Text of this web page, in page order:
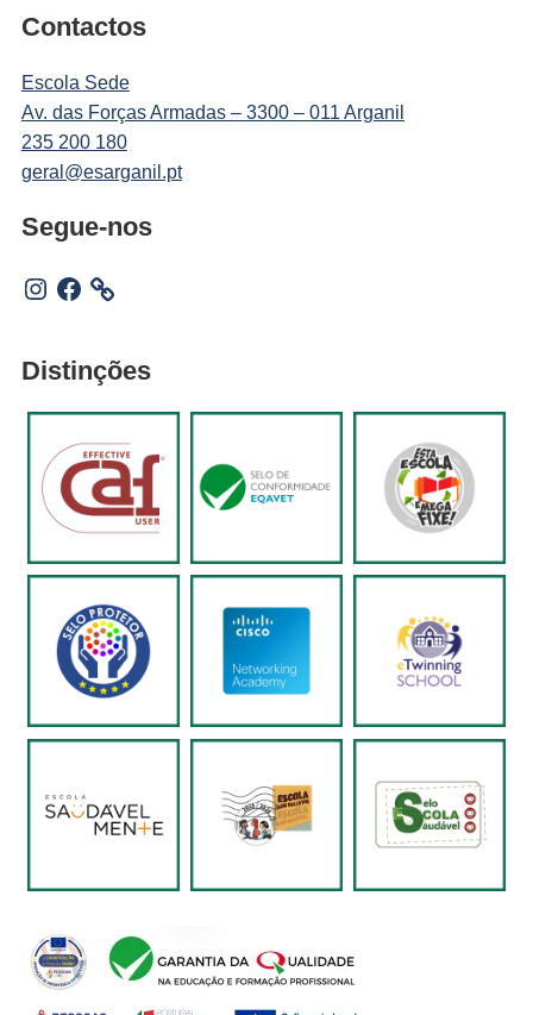
Contactos
Escola Sede
Av. das Forças Armadas – 3300 – 011 Arganil
235 200 180
geral@esarganil.pt
Segue-nos
Instagram
Facebook
Distinções